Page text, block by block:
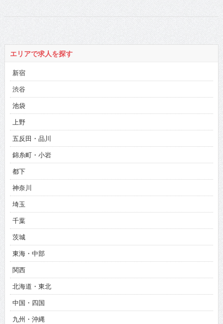
エリアで求人を探す
新宿
渋谷
池袋
上野
五反田・品川
錦糸町・小岩
都下
神奈川
埼玉
千葉
茨城
東海・中部
関西
北海道・東北
中国・四国
九州・沖縄